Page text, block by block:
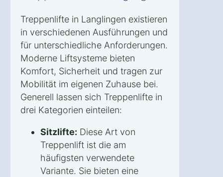
Treppenlifte in Langlingen existieren
in verschiedenen Ausführungen und
für unterschiedliche Anforderungen.
Moderne Liftsysteme bieten
Komfort, Sicherheit und tragen zur
Mobilität im eigenen Zuhause bei.
Generell lassen sich Treppenlifte in
drei Kategorien einteilen:
Sitzlifte: Diese Art von
Treppenlift ist die am
häufigsten verwendete
Variante. Sie bieten eine